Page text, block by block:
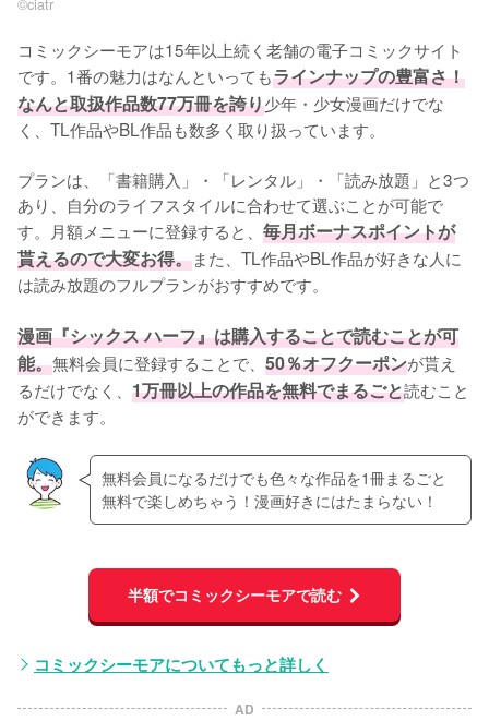
©︎ciatr
コミックシーモアは15年以上続く老舗の電子コミックサイト
です。1番の魅力はなんといってもラインナップの豊富さ！
なんと取扱作品数77万冊を誇り少年・少女漫画だけでな
く、TL作品やBL作品も数多く取り扱っています。
プランは、「書籍購入」・「レンタル」・「読み放題」と3つ
あり、自分のライフスタイルに合わせて選ぶことが可能で
す。月額メニューに登録すると、 毎月ボーナスポイントが
貰えるので大変お得。また、TL作品やBL作品が好きな人に
は読み放題のフルプランがおすすめです。
漫画『シックス ハーフ』は購入することで読むことが可
能。無料会員に登録することで、 50％オフクーポンが貰え
るだけでなく、 1万冊以上の作品を無料でまるごと読むこと
ができます。
無料会員になるだけでも色々な作品を1冊まるごと
無料で楽しめちゃう！漫画好きにはたまらない！
半額でコミックシーモアで読む
コミックシーモアについてもっと詳しく
AD